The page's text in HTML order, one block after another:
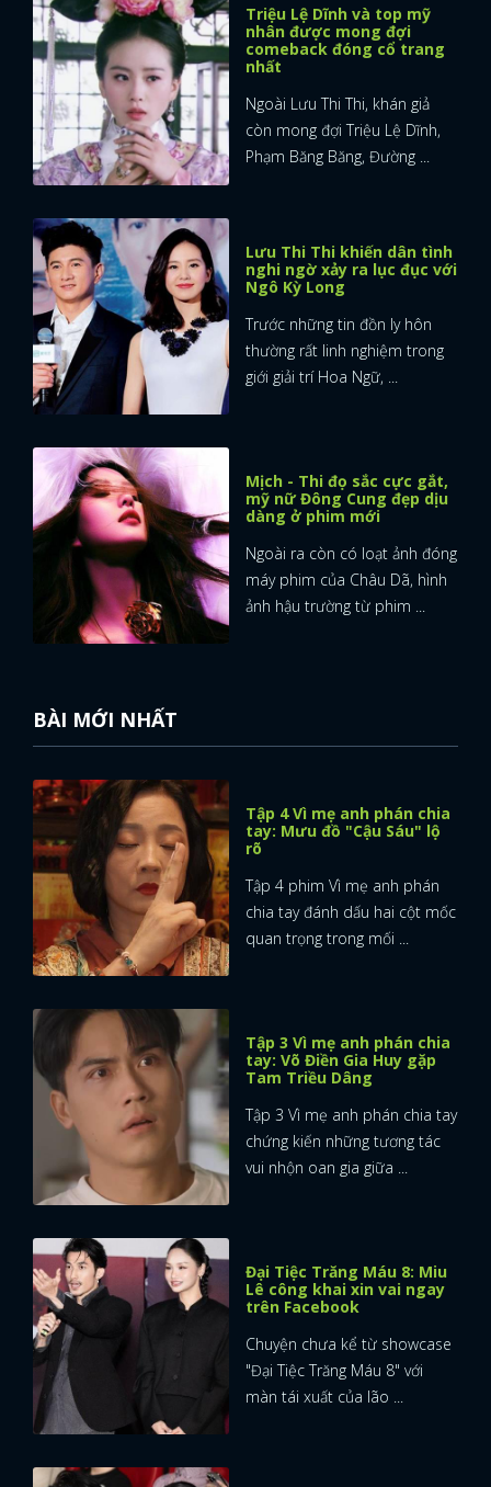
Triệu Lệ Dĩnh và top mỹ
nhân được mong đợi
comeback đóng cổ trang
nhất
Ngoài Lưu Thi Thi, khán giả
còn mong đợi Triệu Lệ Dĩnh,
Phạm Băng Băng, Đường ...
Lưu Thi Thi khiến dân tình
nghi ngờ xảy ra lục đục với
Ngô Kỳ Long
Trước những tin đồn ly hôn
thường rất linh nghiệm trong
giới giải trí Hoa Ngữ, ...
Mịch - Thi đọ sắc cực gắt,
mỹ nữ Đông Cung đẹp dịu
dàng ở phim mới
Ngoài ra còn có loạt ảnh đóng
máy phim của Châu Dã, hình
ảnh hậu trường từ phim ...
BÀI MỚI NHẤT
Tập 4 Vì mẹ anh phán chia
tay: Mưu đồ "Cậu Sáu" lộ
rõ
Tập 4 phim Vì mẹ anh phán
chia tay đánh dấu hai cột mốc
quan trọng trong mối ...
Tập 3 Vì mẹ anh phán chia
tay: Võ Điền Gia Huy gặp
Tam Triều Dâng
Tập 3 Vì mẹ anh phán chia tay
chứng kiến những tương tác
vui nhộn oan gia giữa ...
Đại Tiệc Trăng Máu 8: Miu
Lê công khai xin vai ngay
trên Facebook
Chuyện chưa kể từ showcase
"Đại Tiệc Trăng Máu 8" với
màn tái xuất của lão ...